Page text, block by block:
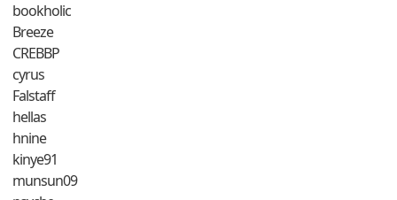
bookholic
Breeze
CREBBP
cyrus
Falstaff
hellas
hnine
kinye91
munsun09